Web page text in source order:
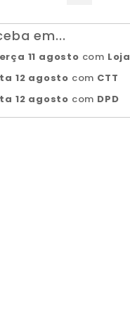
em...
11 agosto com Loja
12 agosto com CTT
12 agosto com DPD